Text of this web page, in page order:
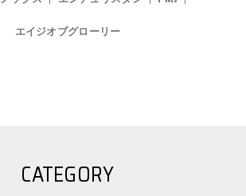
エイジオブグローリー
CATEGORY